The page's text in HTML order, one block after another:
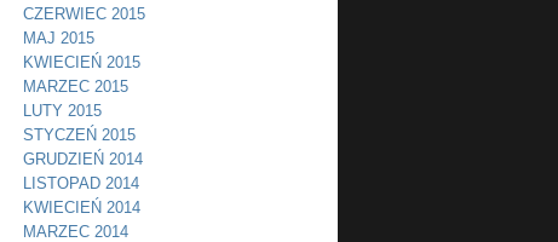
CZERWIEC 2015
MAJ 2015
KWIECIEŃ 2015
MARZEC 2015
LUTY 2015
STYCZEŃ 2015
GRUDZIEŃ 2014
LISTOPAD 2014
KWIECIEŃ 2014
MARZEC 2014